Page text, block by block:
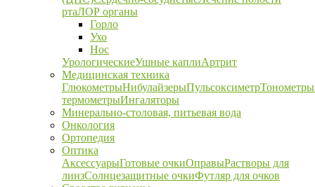
ртаЛОР органы
Горло
Ухо
Нос
УрологическиеУшные каплиАртрит
Медицинская техника
ГлюкометрыНибулайзерыПульсоксиметрТонометры
термометрыИнгаляторы
Минерально-столовая, питьевая вода
Онкология
Ортопедия
Оптика
АксессуарыГотовые очкиОправыРастворы для
линзСолнцезащитные очкиФутляр для очков